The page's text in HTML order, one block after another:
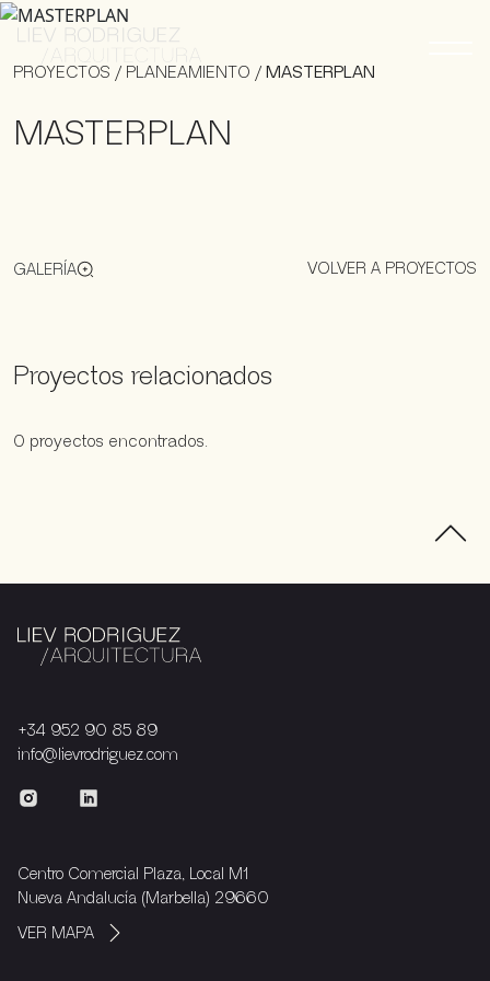
PROYECTOS / PLANEAMIENTO / MASTERPLAN
MASTERPLAN
GALERÍA VOLVER A PROYECTOS
Proyectos relacionados
0 proyectos encontrados.
+34 952 90 85 89
info@lievrodriguez.com
Centro Comercial Plaza, Local M1
Nueva Andalucía (Marbella) 29660
VER MAPA